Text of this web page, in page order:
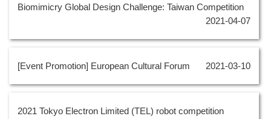
Biomimicry Global Design Challenge: Taiwan Competition
2021-04-07
[Event Promotion] European Cultural Forum 2021-03-10
2021 Tokyo Electron Limited (TEL) robot competition